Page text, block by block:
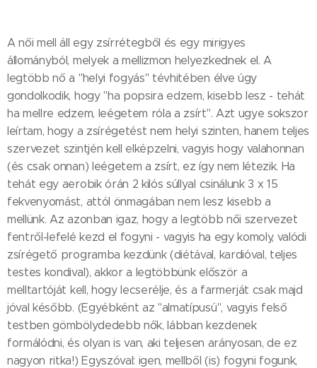
A női mell áll egy zsírrétegből és egy mirigyes
állományból, melyek a mellizmon helyezkednek el. A
legtöbb nő a "helyi fogyás" tévhitében élve úgy
gondolkodik, hogy "ha popsira edzem, kisebb lesz - tehát
ha mellre edzem, leégetem róla a zsírt". Azt ugye sokszor
leírtam, hogy a zsírégetést nem helyi szinten, hanem teljes
szervezet szintjén kell elképzelni, vagyis hogy valahonnan
(és csak onnan) leégetem a zsírt, ez így nem létezik. Ha
tehát egy aerobik órán 2 kilós súllyal csinálunk 3 x 15
fekvenyomást, attól önmagában nem lesz kisebb a
mellünk. Az azonban igaz, hogy a legtöbb női szervezet
fentről-lefelé kezd el fogyni - vagyis ha egy komoly, valódi
zsírégető programba kezdünk (diétával, kardióval, teljes
testes kondival), akkor a legtöbbünk először a
melltartóját kell, hogy lecserélje, és a farmerját csak majd
jóval később. (Egyébként az "almatípusú", vagyis felső
testben gömbölydedebb nők, lábban kezdenek
formálódni, és olyan is van, aki teljesen arányosan, de ez
nagyon ritka!) Egyszóval: igen, mellből (is) fogyni fogunk,